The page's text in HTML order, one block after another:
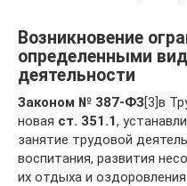
Возникновение
определенными
деятельности
Законом № 387‑ФЗ[3]в
новая ст. 351.1,
занятие трудовой
воспитания, развития
их отдыха и